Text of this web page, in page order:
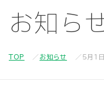
お知ら
TOP お知らせ ５月